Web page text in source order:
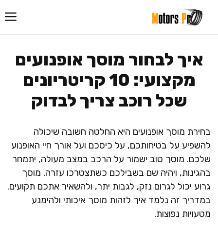
לתוכן
איך לבחור מוסך אופנועים
מקצועי: 10 קריטריונים
שכל רוכב צריך לבדוק
בחירת מוסך אופנועים היא החלטה חשובה שיכולה
להשפיע על בטיחותכם, על כיסכם ועל אורך חיי האופנוע
שלכם. מוסך טוב ישמור על הרכב במצב מעולה, יתמחר
בהגינות, ויהיה שם בשבילכם כשתצטרכו עזרה. מוסך
גרוע יכול לגרום נזק, לגבות יתר, ולהשאיר אתכם תקועים.
במדריך זה נלמד איך לזהות מוסך איכותי ולהימנע
מטעויות נפוצות.